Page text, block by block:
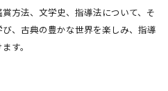
方法、文学史、指導法について、そ
、古典の豊かな世界を楽しみ、指導
す。